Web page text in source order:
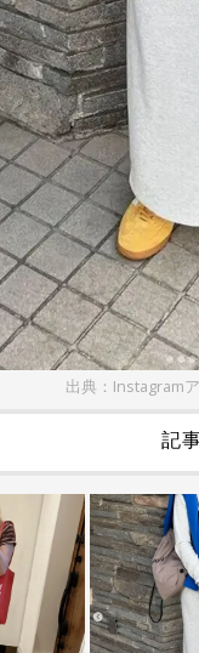
出典：Instagram
記